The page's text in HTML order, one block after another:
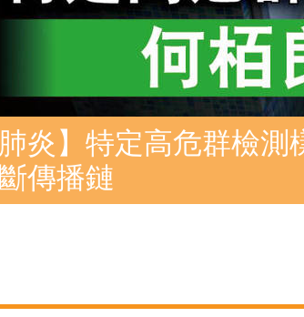
肺炎】特定高危群檢
傳播鏈